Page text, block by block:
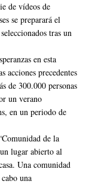
de vídeos de
se preparará el
tras un
en esta
acciones precedentes
de 300.000 personas
un verano
en un periodo de
de la
lugar abierto al
Una comunidad
una